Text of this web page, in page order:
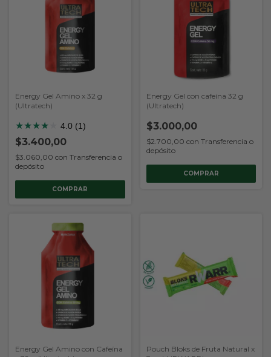
Energy Gel Amino x 32 g
(Ultratech)
★★★★ 4.0 (1)
$3.400,00
$3.060,00 con Transferencia o
depósito
COMPRAR
Energy Gel con cafeína 32 g
(Ultratech)
$3.000,00
$2.700,00 con Transferencia o
depósito
COMPRAR
Energy Gel Amino con Cafeína
Pouch Bloks de Fruta Natural x